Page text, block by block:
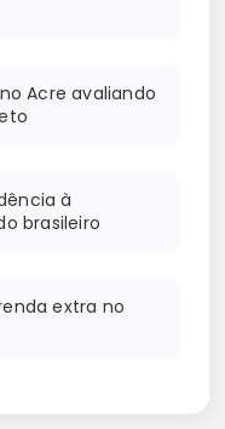
Acre avaliando
à
brasileiro
extra no